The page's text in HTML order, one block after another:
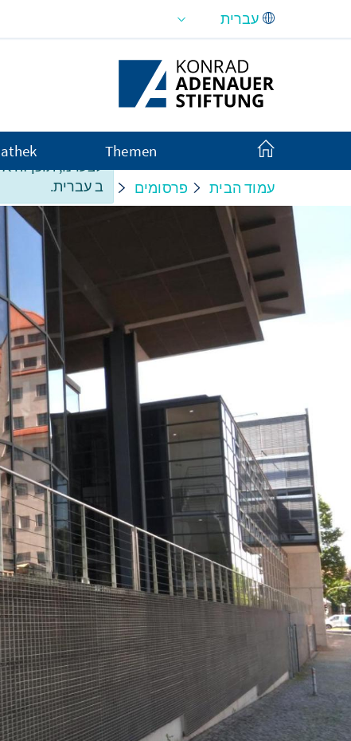
Skip to Main Content
לצערנו, תוכן זה
ב עברית.
Themen
עמוד הבית פרסומים Monitor